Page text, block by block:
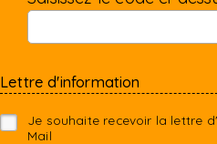
Lettre d'information
Je souhaite recevoir la lettre
Mail